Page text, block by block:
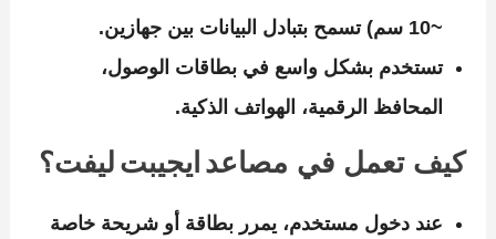
~10 سم) تسمح بتبادل البيانات بين جهازين.
تستخدم بشكل واسع في بطاقات الوصول،
المحافظ الرقمية، الهواتف الذكية.
كيف تعمل في مصاعد ايجيبت ليفت؟
عند دخول مستخدم، يمرر بطاقة أو شريحة خاصة